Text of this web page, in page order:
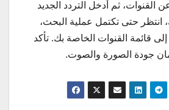
القنوات، ثم أدخل التردد الجديد
انتظر حتى تكتمل عملية البحث،
قائمة القنوات الخاصة بك. تأكد
جودة الصورة والصوت.